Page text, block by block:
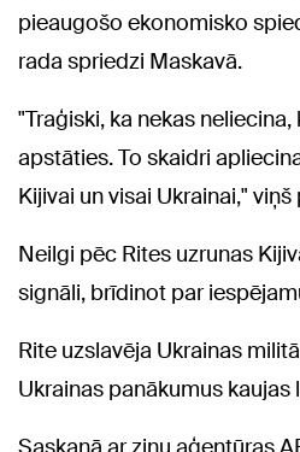
pieaugošo ekonomisko
rada spriedzi Maskavā.
"Traģiski, ka nekas neliecina,
apstāties. To skaidri
Kijivai un visai Ukrainai,"
Neilgi pēc Rites uzrunas
signāli, brīdinot par
Rite uzslavēja Ukrainas
Ukrainas panākumus kaujas